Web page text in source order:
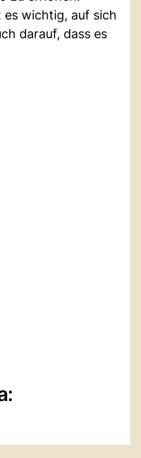
es wichtig, auf sich
darauf, dass es